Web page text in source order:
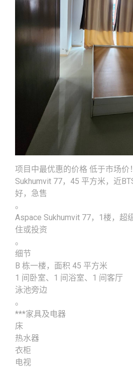
项目中最优惠的价格 低于市场价
Sukhumvit 77，45 平方米，近
好，急售
。
Aspace Sukhumvit 77，1楼，超
住或投资
。
细节
B 栋一楼，面积 45 平方米
1 间卧室、1 间浴室、1 间客厅
泳池旁边
。
***家具及电器
床
热水器
衣柜
电视